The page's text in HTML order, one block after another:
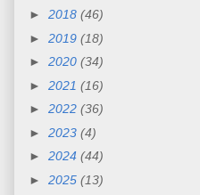
► 2018 (46)
► 2019 (18)
► 2020 (34)
► 2021 (16)
► 2022 (36)
► 2023 (4)
► 2024 (44)
► 2025 (13)